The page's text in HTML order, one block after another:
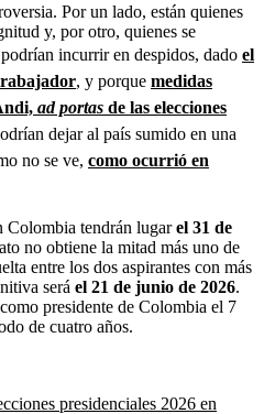
Por un lado, están quienes
y, por otro, quienes se
incurrir en despidos, dado el
, y porque medidas
ad portas de las elecciones
dejar al país sumido en una
no se ve, como ocurrió en
Colombia tendrán lugarel 31 de
no obtiene la mitad más uno de
entre los dos aspirantes con más
será el 21 de junio de 2026.
presidente de Colombia el 7
de cuatro años.
presidenciales 2026 en